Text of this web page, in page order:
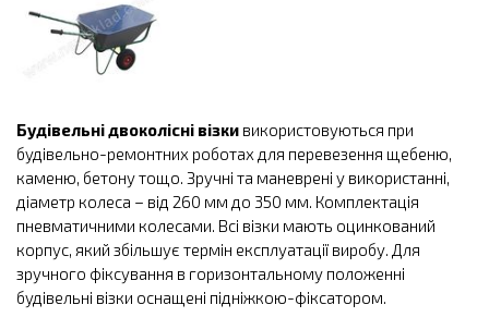
Будівельні двоколісні візки використовуються при
будівельно-ремонтних роботах для перевезення щебеню,
каменю, бетону тощо. Зручні та маневрені у використанні,
діаметр колеса – від 260 мм до 350 мм. Комплектація
пневматичними колесами. Всі візки мають оцинкований
корпус, який збільшує термін експлуатації виробу. Для
зручного фіксування в горизонтальному положенні
будівельні візки оснащені підніжкою-фіксатором.